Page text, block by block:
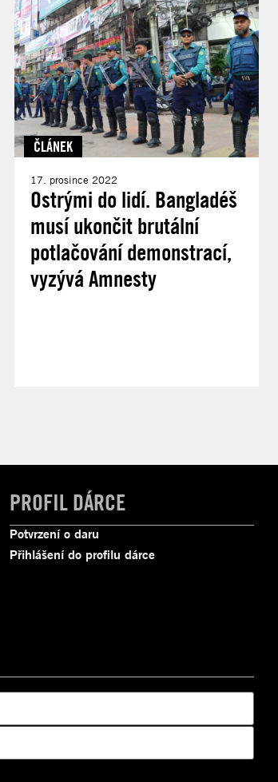
ČLÁNEK
17. prosince 2022
Ostrými do lidí. Bangladéš
musí ukončit brutální
potlačování demonstrací,
vyzývá Amnesty
PROFIL DÁRCE
Potvrzení o daru
Přihlášení do profilu dárce